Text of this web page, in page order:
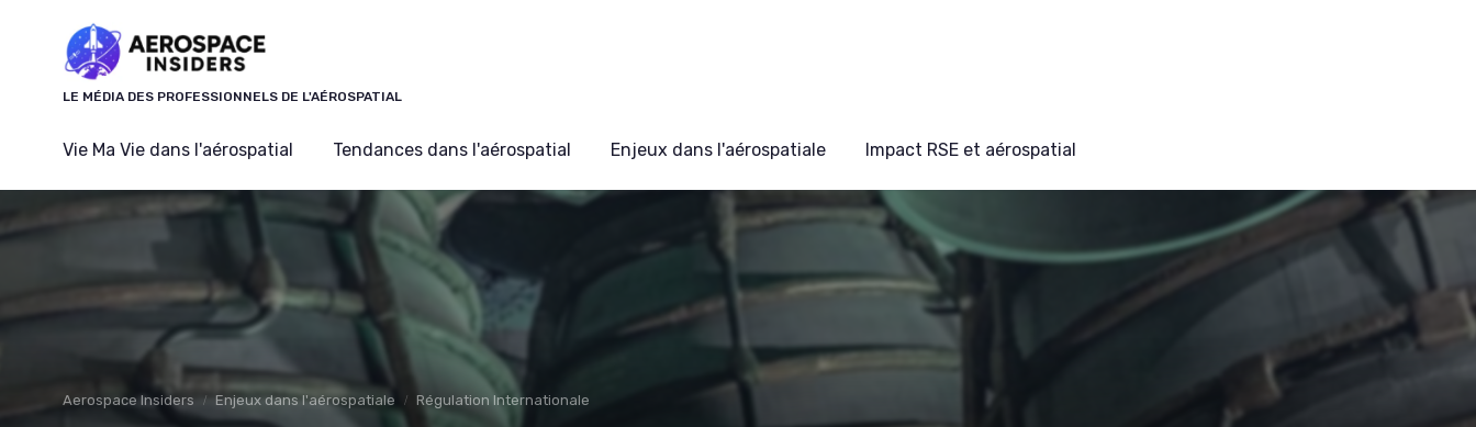
LE MÉDIA DES PROFESSIONNELS DE L'AÉROSPATIAL
Vie Ma Vie dans l'aérospatial Tendances dans l'aérospatial Enjeux dans l'aérospatiale Impact RSE et aérospatial
Aerospace Insiders Enjeux dans l'aérospatiale Régulation Internationale